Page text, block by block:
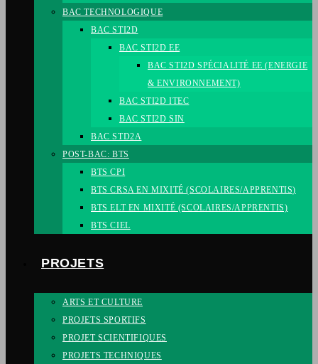
BAC TECHNOLOGIQUE
BAC STI2D
BAC STI2D EE
BAC STI2D SPÉCIALITÉ EE (ENERGIE
& ENVIRONNEMENT)
BAC STI2D ITEC
BAC STI2D SIN
BAC STD2A
POST-BAC: BTS
BTS CPI
BTS CRSA EN MIXITÉ (SCOLAIRES/APPRENTIS)
BTS ELT EN MIXITÉ (SCOLAIRES/APPRENTIS)
BTS CIEL
PROJETS
ARTS ET CULTURE
PROJETS SPORTIFS
PROJET SCIENTIFIQUES
PROJETS TECHNIQUES